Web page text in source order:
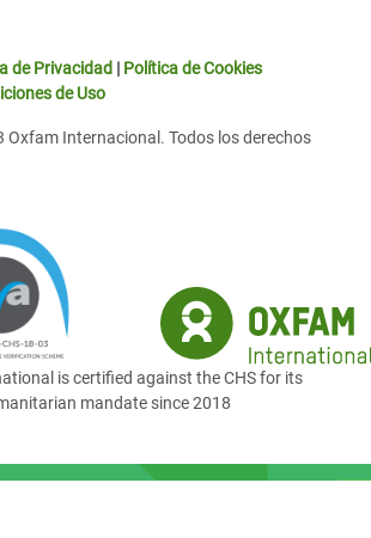
de Privacidad | Política de Cookies
de Uso
Internacional. Todos los derechos
is certified against the CHS for its
mandate since 2018